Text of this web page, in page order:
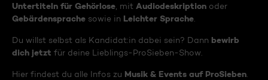
Untertiteln für Gehörlose , mit Audiodeskription oder
Gebärdensprache sowie in Leichter Sprache
Du willst selbst als Kandidat:in dabei sein? Dann bewirb
dich jetzt für deine Lieblings-ProSieben-Show.
Hier findest du alle Infos zu Musik & Events auf ProSieben